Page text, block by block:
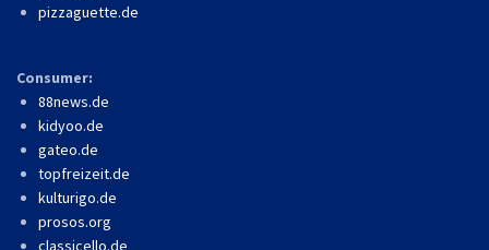
pizzaguette.de
Consumer:
88news.de
kidyoo.de
gateo.de
topfreizeit.de
kulturigo.de
prosos.org
classicello.de